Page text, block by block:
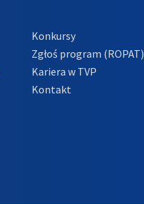
Konkursy
Zgłoś program (ROPAT)
Kariera w TVP
Kontakt